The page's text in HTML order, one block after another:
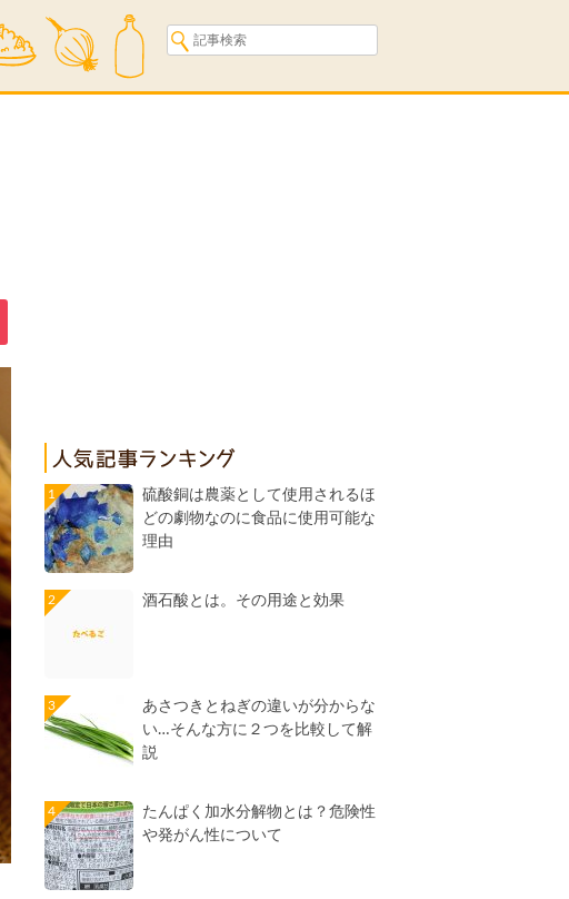
硫酸銅は農薬として使用されるほ
どの劇物なのに食品に使用可能な
理由
酒石酸とは。その用途と効果
あさつきとねぎの違いが分からな
い…そんな方に２つを比較して解
説
たんぱく加水分解物とは？危険性
や発がん性について